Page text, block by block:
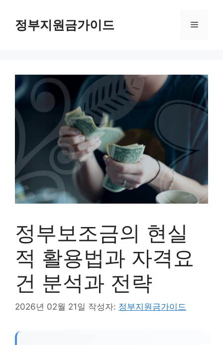
정부지원금가이드 메
정부보조금의 현실
적 활용법과 자격요
건 분석과 전략
2026년 02월 21일 작성자: 정부지원금가이드